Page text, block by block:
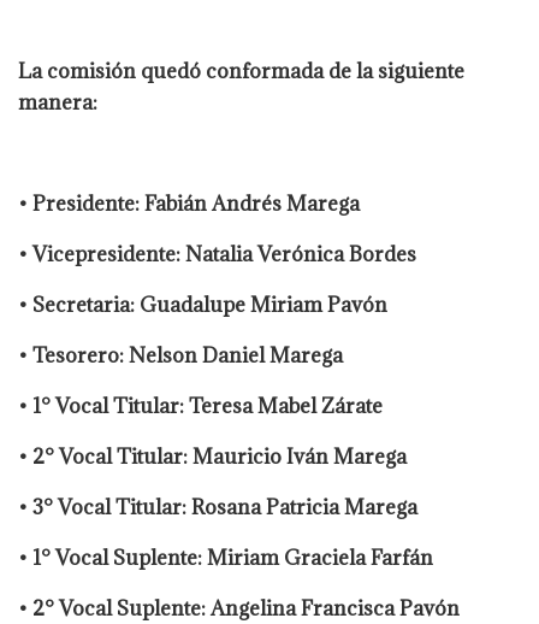
La comisión quedó conformada de la siguiente
manera:
• Presidente: Fabián Andrés Marega
• Vicepresidente: Natalia Verónica Bordes
• Secretaria: Guadalupe Miriam Pavón
• Tesorero: Nelson Daniel Marega
• 1° Vocal Titular: Teresa Mabel Zárate
• 2° Vocal Titular: Mauricio Iván Marega
• 3° Vocal Titular: Rosana Patricia Marega
• 1° Vocal Suplente: Miriam Graciela Farfán
• 2° Vocal Suplente: Angelina Francisca Pavón